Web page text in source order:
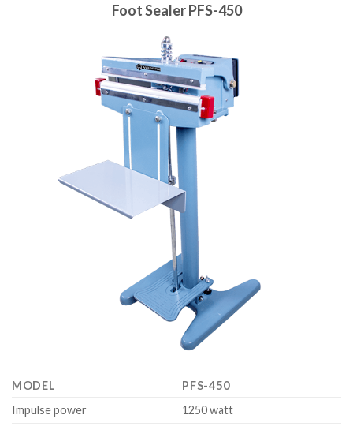
Foot Sealer PFS-450
MODEL
PFS-450
Impulse power
1250 watt